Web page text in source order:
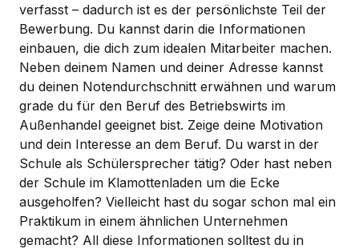
verfasst – dadurch ist es der persönlichste Teil der
Bewerbung. Du kannst darin die Informationen
einbauen, die dich zum idealen Mitarbeiter machen.
Neben deinem Namen und deiner Adresse kannst
du deinen Notendurchschnitt erwähnen und warum
grade du für den Beruf des Betriebswirts im
Außenhandel geeignet bist. Zeige deine Motivation
und dein Interesse an dem Beruf. Du warst in der
Schule als Schülersprecher tätig? Oder hast neben
der Schule im Klamottenladen um die Ecke
ausgeholfen? Vielleicht hast du sogar schon mal ein
Praktikum in einem ähnlichen Unternehmen
gemacht? All diese Informationen solltest du in